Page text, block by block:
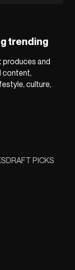
trending
produces and
content,
culture,
DRAFT PICKS